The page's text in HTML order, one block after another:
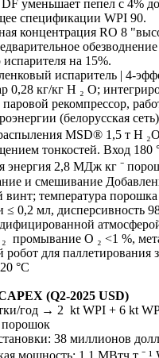
уменьшает пепел с 4%
спецификации WPI 90.
концентрация RO 8
на 15%.
испаритель | 4-
0,28 кг/кг Н ₂ О;
рекомпрессор,
(белорусская
MSD® 1,5 т H
тонкостей. Вход 180
энергия 2,8 МДж кг ⁻
и смешивание
винт; температура
≤ 0,2 мл, дисперсивность
промывание О ₂ <1 %,
робот для паллетирования
°C
(Q2-2025 USD)
год → 2 kt WPI + 6 kt
38 миллионов
мощность: 1,1 МВтч т ⁻ ¹